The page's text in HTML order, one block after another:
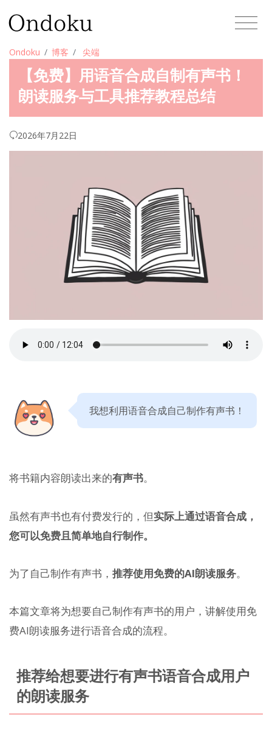
Ondoku 博客 尖端
【免费】用语音合成自制有声书！
朗读服务与工具推荐教程总结
2026年7月22日
我想利用语音合成自己制作有声书！
将书籍内容朗读出来的有声书。
虽然有声书也有付费发行的，但实际上通过语音合成，
您可以免费且简单地自行制作。
为了自己制作有声书， 推荐使用免费的AI朗读服务。
本篇文章将为想要自己制作有声书的用户，讲解使用免
费AI朗读服务进行语音合成的流程。
推荐给想要进行有声书语音合成用户
的朗读服务